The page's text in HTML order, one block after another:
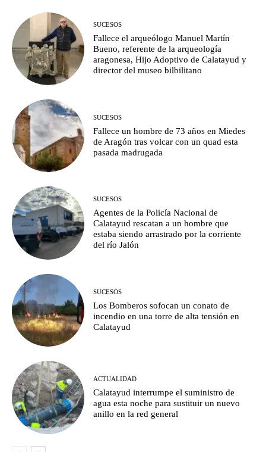
SUCESOS
Fallece el arqueólogo Manuel Martín
Bueno, referente de la arqueología
aragonesa, Hijo Adoptivo de Calatayud y
director del museo bilbilitano
SUCESOS
Fallece un hombre de 73 años en Miedes
de Aragón tras volcar con un quad esta
pasada madrugada
SUCESOS
Agentes de la Policía Nacional de
Calatayud rescatan a un hombre que
estaba siendo arrastrado por la corriente
del río Jalón
SUCESOS
Los Bomberos sofocan un conato de
incendio en una torre de alta tensión en
Calatayud
ACTUALIDAD
Calatayud interrumpe el suministro de
agua esta noche para sustituir un nuevo
anillo en la red general